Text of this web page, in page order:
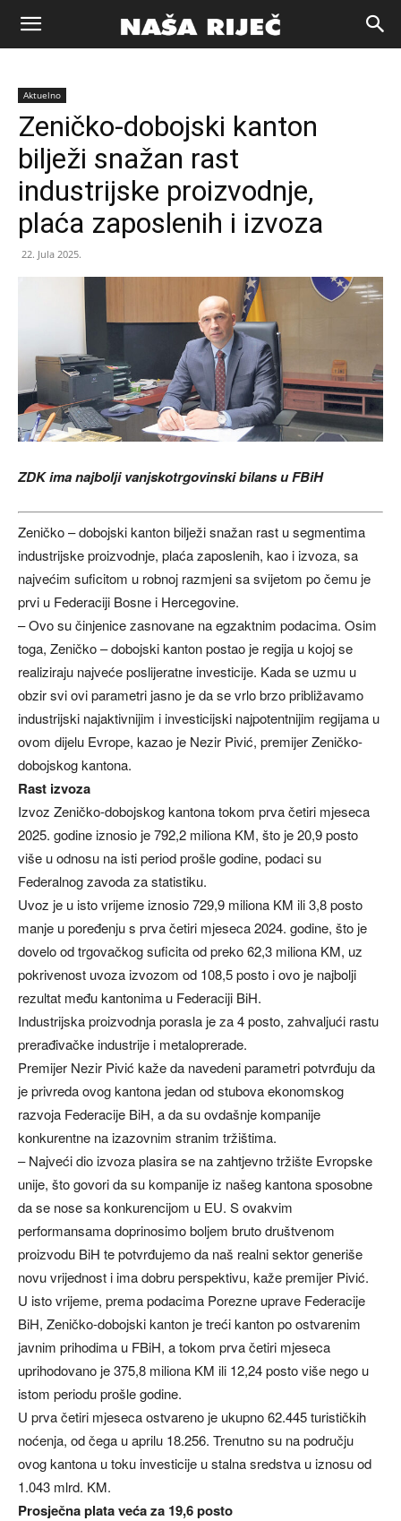
Naša
riječ
Zenica
Aktuelno
Zeničko-dobojski kanton
bilježi snažan rast
industrijske proizvodnje,
plaća zaposlenih i izvoza
22. Jula 2025.
ZDK ima najbolji vanjskotrgovinski bilans u FBiH
Zeničko – dobojski kanton bilježi snažan rast u segmentima
industrijske proizvodnje, plaća zaposlenih, kao i izvoza, sa
najvećim suficitom u robnoj razmjeni sa svijetom po čemu je
prvi u Federaciji Bosne i Hercegovine.
– Ovo su činjenice zasnovane na egzaktnim podacima. Osim
toga, Zeničko – dobojski kanton postao je regija u kojoj se
realiziraju najveće poslijeratne investicije. Kada se uzmu u
obzir svi ovi parametri jasno je da se vrlo brzo približavamo
industrijski najaktivnijim i investicijski najpotentnijim regijama u
ovom dijelu Evrope, kazao je Nezir Pivić, premijer Zeničko-
dobojskog kantona.
Rast izvoza
Izvoz Zeničko-dobojskog kantona tokom prva četiri mjeseca
2025. godine iznosio je 792,2 miliona KM, što je 20,9 posto
više u odnosu na isti period prošle godine, podaci su
Federalnog zavoda za statistiku.
Uvoz je u isto vrijeme iznosio 729,9 miliona KM ili 3,8 posto
manje u poređenju s prva četiri mjeseca 2024. godine, što je
dovelo od trgovačkog suficita od preko 62,3 miliona KM, uz
pokrivenost uvoza izvozom od 108,5 posto i ovo je najbolji
rezultat među kantonima u Federaciji BiH.
Industrijska proizvodnja porasla je za 4 posto, zahvaljući rastu
prerađivačke industrije i metaloprerade.
Premijer Nezir Pivić kaže da navedeni parametri potvrđuju da
je privreda ovog kantona jedan od stubova ekonomskog
razvoja Federacije BiH, a da su ovdašnje kompanije
konkurentne na izazovnim stranim tržištima.
– Najveći dio izvoza plasira se na zahtjevno tržište Evropske
unije, što govori da su kompanije iz našeg kantona sposobne
da se nose sa konkurencijom u EU. S ovakvim
performansama doprinosimo boljem bruto društvenom
proizvodu BiH te potvrđujemo da naš realni sektor generiše
novu vrijednost i ima dobru perspektivu, kaže premijer Pivić.
U isto vrijeme, prema podacima Porezne uprave Federacije
BiH, Zeničko-dobojski kanton je treći kanton po ostvarenim
javnim prihodima u FBiH, a tokom prva četiri mjeseca
uprihodovano je 375,8 miliona KM ili 12,24 posto više nego u
istom periodu prošle godine.
U prva četiri mjeseca ostvareno je ukupno 62.445 turističkih
noćenja, od čega u aprilu 18.256. Trenutno su na području
ovog kantona u toku investicije u stalna sredstva u iznosu od
1.043 mlrd. KM.
Prosječna plata veća za 19,6 posto